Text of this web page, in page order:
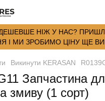
НІЖ У НАС?
І МИ ЗРОБИМО ЦІНУ ЩЕ
Викинути KERASAN
Запчастина
змиву (1 сорт)